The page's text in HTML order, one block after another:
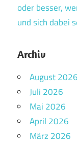
oder besser,
und sich dabei
Archiv
August 2026
Juli 2026
Mai 2026
April 2026
März 2026